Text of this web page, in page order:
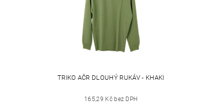
TRIKO AČR DLOUHÝ RUKÁV - KHAKI
165,29 Kč bez DPH